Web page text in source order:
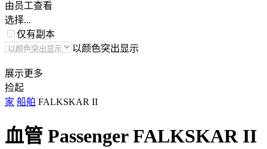
由员工查看
选择...
仅有副本
以颜色突出显示
展示更多
捡起
家 船舶 FALKSKAR II
血管 PassengerFALKSKAR II